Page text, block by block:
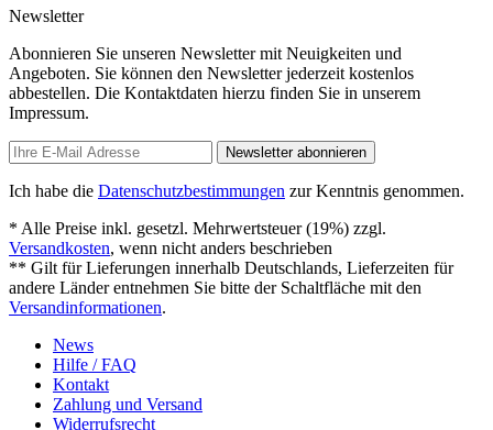
Newsletter
Abonnieren Sie unseren Newsletter mit Neuigkeiten und
Angeboten. Sie können den Newsletter jederzeit kostenlos
abbestellen. Die Kontaktdaten hierzu finden Sie in unserem
Impressum.
Newsletter abonnieren
Ich habe die Datenschutzbestimmungen zur Kenntnis genommen.
* Alle Preise inkl. gesetzl. Mehrwertsteuer (19%) zzgl.
Versandkosten, wenn nicht anders beschrieben
** Gilt für Lieferungen innerhalb Deutschlands, Lieferzeiten für
andere Länder entnehmen Sie bitte der Schaltfläche mit den
Versandinformationen.
News
Hilfe / FAQ
Kontakt
Zahlung und Versand
Widerrufsrecht